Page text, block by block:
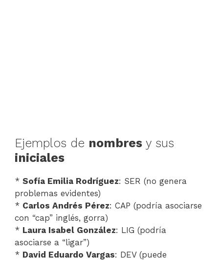
Ejemplos de nombres y sus
iniciales
* Sofía Emilia Rodríguez: SER (no genera
problemas evidentes)
* Carlos Andrés Pérez: CAP (podría asociarse
con “cap” inglés, gorra)
* Laura Isabel González: LIG (podría
asociarse a “ligar”)
* David Eduardo Vargas: DEV (puede